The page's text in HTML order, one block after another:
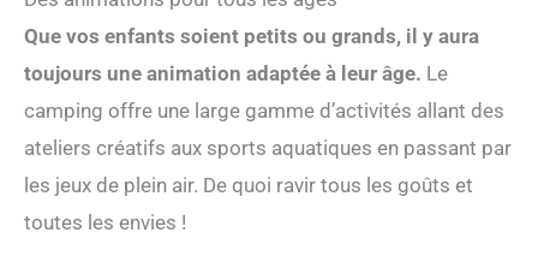
l'environnement, les panneaux EPS offrent une
excellente isolation thermique, réduisant efficacement
Les portes et fenêtres scellées offrent une excellente
isolation acoustique et une réduction du bruit,
améliorant le confort de vie. Polyvalent et économique,
convient pour les logements temporaires, les campings
d'hôtes rurales, les petits magasins, etc. Par rapport
aux bâtiments traditionnels, il est moins coûteux et
Que vos enfants soient petits ou grands, il y aura
toujours une animation adaptée à leur âge. Le
camping offre une large gamme d’activités allant des
ateliers créatifs aux sports aquatiques en passant par
les jeux de plein air. De quoi ravir tous les goûts et
toutes les envies !